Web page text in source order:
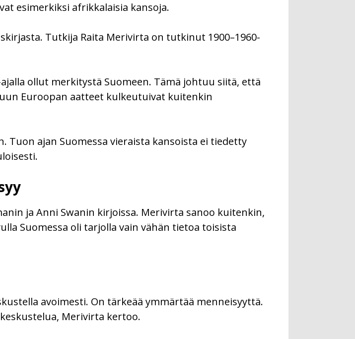
esimerkiksi afrikkalaisia kansoja.
Tutkija Raita Merivirta on tutkinut 1900–1960-
ollut merkitystä Suomeen. Tämä johtuu siitä, että
Euroopan aatteet kulkeutuivat kuitenkin
Tuon ajan Suomessa vieraista kansoista ei tiedetty
ja Anni Swanin kirjoissa. Merivirta sanoo kuitenkin,
Suomessa oli tarjolla vain vähän tietoa toisista
avoimesti. On tärkeää ymmärtää menneisyyttä.
Merivirta kertoo.